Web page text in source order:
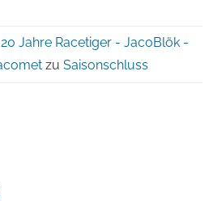
Jahre Racetiger - JacoBlök -
zu Saisonschluss